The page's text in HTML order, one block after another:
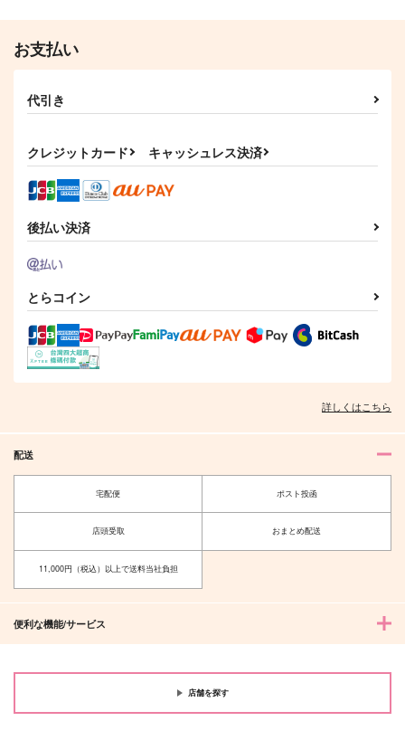
お支払い
代引き
クレジットカード キャッシュレス決済
後払い決済
とらコイン
詳しくはこちら
配送
宅配便 ポスト投函
店頭受取 おまとめ配送
11,000円（税込）以上で送料当社負担
便利な機能/サービス
店舗を探す